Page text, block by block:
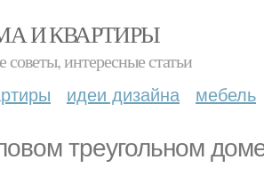
И КВАРТИРЫ
интересные статьи
идеи дизайна мебель
треугольном